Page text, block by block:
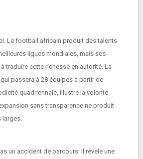
Le football africain produit des talents
ligues mondiales, mais ses
traduire cette richesse en autorité. La
passera à 28 équipes à partir de
quadriennale, illustre la volonté
sans transparence ne produit
larges.
un accident de parcours. Il révèle une